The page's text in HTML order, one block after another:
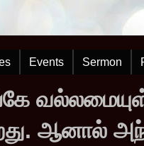
Events Sermon
ஆனால்